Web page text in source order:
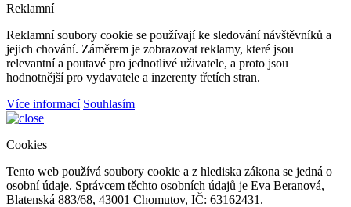
Reklamní
Reklamní soubory cookie se používají ke sledování návštěvníků a
jejich chování. Záměrem je zobrazovat reklamy, které jsou
relevantní a poutavé pro jednotlivé uživatele, a proto jsou
hodnotnější pro vydavatele a inzerenty třetích stran.
Více informací Souhlasím
Cookies
Tento web používá soubory cookie a z hlediska zákona se jedná o
osobní údaje. Správcem těchto osobních údajů je Eva Beranová,
Blatenská 883/68, 43001 Chomutov, IČ: 63162431.